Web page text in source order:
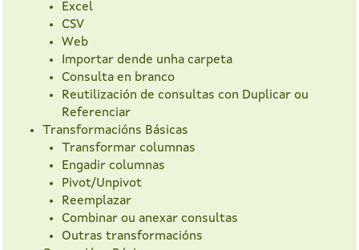
Excel
CSV
Web
Importar dende unha carpeta
Consulta en branco
Reutilización de consultas con Duplicar ou
Referenciar
Transformacións Básicas
Transformar columnas
Engadir columnas
Pivot/Unpivot
Reemplazar
Combinar ou anexar consultas
Outras transformacións